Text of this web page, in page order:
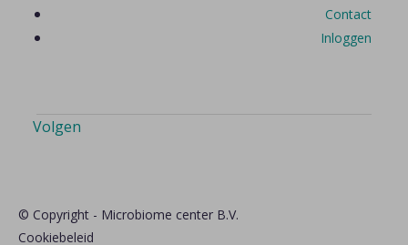
Contact
Inloggen
Volgen
© Copyright - Microbiome center B.V.
Cookiebeleid